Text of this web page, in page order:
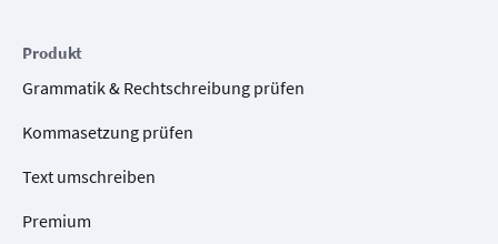
Produkt
Grammatik & Rechtschreibung prüfen
Kommasetzung prüfen
Text umschreiben
Premium